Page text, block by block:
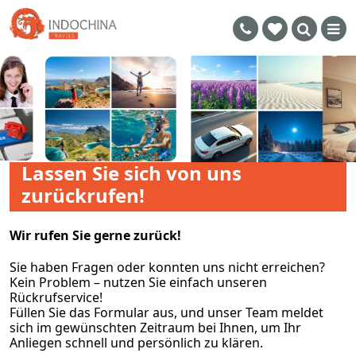
Lassen Sie sich von uns
zurückrufen!
Wir rufen Sie gerne zurück!
Sie haben Fragen oder konnten uns nicht erreichen?
Kein Problem – nutzen Sie einfach unseren
Rückrufservice!
Füllen Sie das Formular aus, und unser Team meldet
sich im gewünschten Zeitraum bei Ihnen, um Ihr
Anliegen schnell und persönlich zu klären.